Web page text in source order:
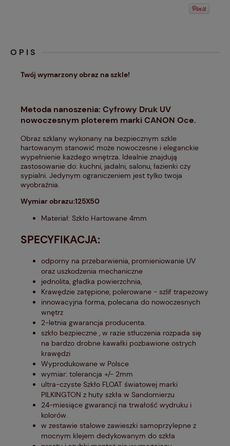
OPIS
Twój wymarzony obraz na szkle!
Metoda nanoszenia: Cyfrowy Druk UV
nowoczesnym ploterem marki CANON Oce.
Obraz szklany wykonany na bezpiecznym szkle
hartowanym stanowić może nowoczesne i eleganckie
wypełnienie każdego wnętrza. Idealnie znajdują
zastosowanie do: kuchni, jadalni, salonu, łazienki czy
sypialni. Jedynym ograniczeniem jest tylko twoja
wyobraźnia.
Wymiar obrazu:125X50
Materiał: Szkło Hartowane 4mm
SPECYFIKACJA:
odporny na przebarwienia, promieniowanie UV
oraz uszkodzenia mechaniczne
jednolita, gładka powierzchnia,
Krawędzie zatępione, polerowane - szlif trapezowy
innowacyjna forma, polecana do nowoczesnych
wnętrz
2-letnia gwarancja producenta.
szkło bezpieczne , w razie stłuczenia rozpada się
na bardzo drobne kawałki pozbawione ostrych
krawędzi
Wyprodukowane w Polsce
wymiar: tolerancja +/- 2mm
ultra-czyste Szkło FLOAT światowej marki
PILKINGTON z huty szkła w Sandomierzu
24-miesiące gwarancji na trwałość wydruku i
kolorów.
w zestawie stalowe zawieszki samoprzylepne z
mocnym klejem dedykowanym do szkła